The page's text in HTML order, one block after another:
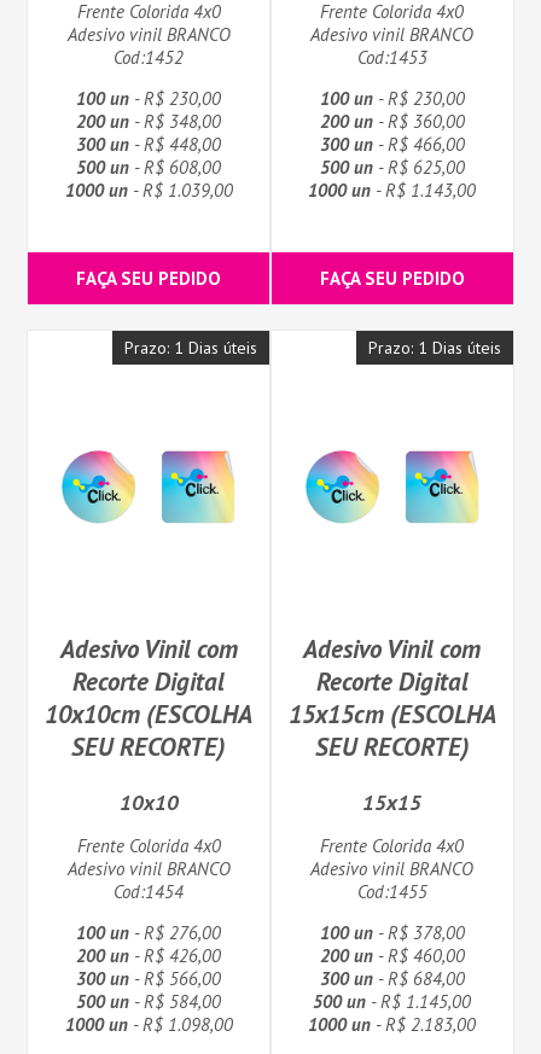
Frente Colorida 4x0
Adesivo vinil BRANCO
Cod:1452
100 un - R$ 230,00
200 un - R$ 348,00
300 un - R$ 448,00
500 un - R$ 608,00
1000 un- R$ 1.039,00
FAÇA SEU PEDIDO
Frente Colorida 4x0
Adesivo vinil BRANCO
Cod:1453
100 un- R$ 230,00
200 un- R$ 360,00
300 un- R$ 466,00
500 un- R$ 625,00
1000 un - R$ 1.143,00
FAÇA SEU PEDIDO
Prazo: 1 Dias úteis
Adesivo Vinil com
Recorte Digital
10x10cm (ESCOLHA
SEU RECORTE)
10x10
Frente Colorida 4x0
Adesivo vinil BRANCO
Cod:1454
100 un - R$ 276,00
200 un - R$ 426,00
300 un - R$ 566,00
500 un - R$ 584,00
1000 un- R$ 1.098,00
Prazo: 1 Dias úteis
Adesivo Vinil com
Recorte Digital
15x15cm (ESCOLHA
SEU RECORTE)
15x15
Frente Colorida 4x0
Adesivo vinil BRANCO
Cod:1455
100 un- R$ 378,00
200 un- R$ 460,00
300 un- R$ 684,00
500 un - R$ 1.145,00
1000 un - R$ 2.183,00